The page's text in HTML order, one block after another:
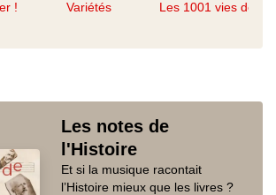
! Variétés Les 1001 vies de...
Les notes de
l'Histoire
Et si la musique racontait
l’Histoire mieux que les livres ?